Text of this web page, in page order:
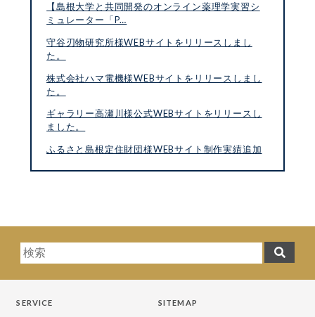
【島根大学と共同開発のオンライン薬理学実習シ
ミュレーター「P…
守谷刃物研究所様WEBサイトをリリースしまし
た。
株式会社ハマ電機様WEBサイトをリリースしまし
た。
ギャラリー高瀬川様公式WEBサイトをリリースし
ました。
ふるさと島根定住財団様WEBサイト制作実績追加
SERVICE SITEMAP